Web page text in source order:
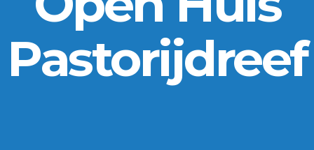
Pastorijdreef